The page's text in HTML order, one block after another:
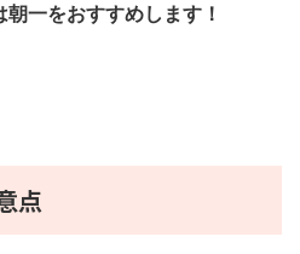
一をおすすめします！
点